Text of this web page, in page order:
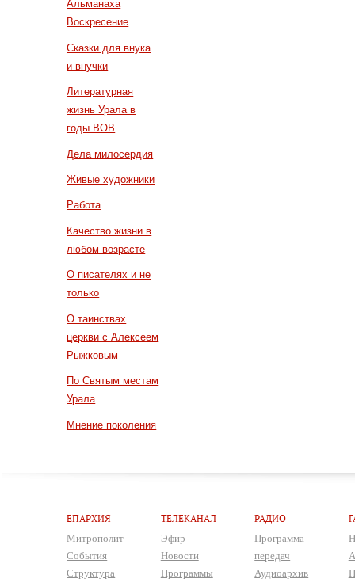
Альманаха
Воскресение
Сказки для внука
и внучки
Литературная
жизнь Урала в
годы ВОВ
Дела милосердия
Живые художники
Работа
Качество жизни в
любом возрасте
О писателях и не
только
О таинствах
церкви с Алексеем
Рыжковым
По Святым местам
Урала
Мнение поколения
ЕПАРХИЯ
Митрополит
События
Структура
ТЕЛЕКАНАЛ
Эфир
Новости
Программы
РАДИО
Программа
передач
Аудиоархив